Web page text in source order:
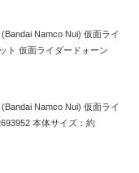
Namco Nui) 仮面ライ
ト 仮面ライダードォーン
Namco Nui) 仮面ライ
本体サイズ：約